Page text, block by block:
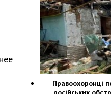
Правоохоронці